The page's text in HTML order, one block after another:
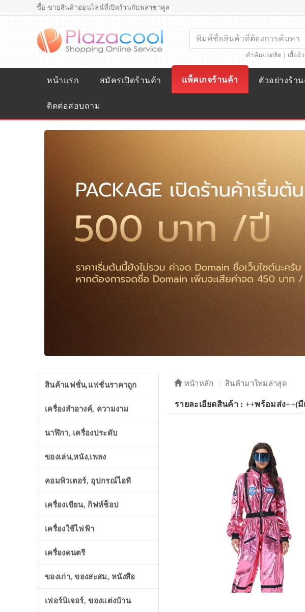
ซื้อ-ขายสินค้าออนไลน์ที่เปิดร้านกับพลาซ่าคูล
คำค้นยอดฮิต | เสื้อผ้
หน้าแรก สมัครเปิดร้านค้า แพ็คเกจร้านค้า ตัวอย่างร้า
ติดต่อสอบถาม
สินค้าแฟชั่น,แฟชั่นราคาถูก
เครื่องสำอางค์, ความงาม
นาฬิกา, เครื่องประดับ
ของเล่น,หนัง,เพลง
คอมพิวเตอร์, อุปกรณ์ไอที
เครื่องเขียน, กิฟท์ช็อป
เครื่องใช้ไฟฟ้า
เครื่องดนตรี
ของเก่า, ของสะสม, หนังสือ
เฟอร์นิเจอร์, ของแต่งบ้าน
หน้าหลัก สินค้ามาใหม่ล่าสุด
รายละเอียดสินค้า : ++พร้อมส่ง